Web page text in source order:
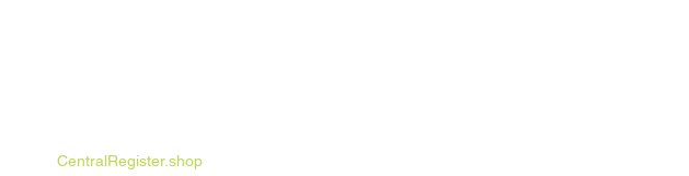
CentralRegister.shop